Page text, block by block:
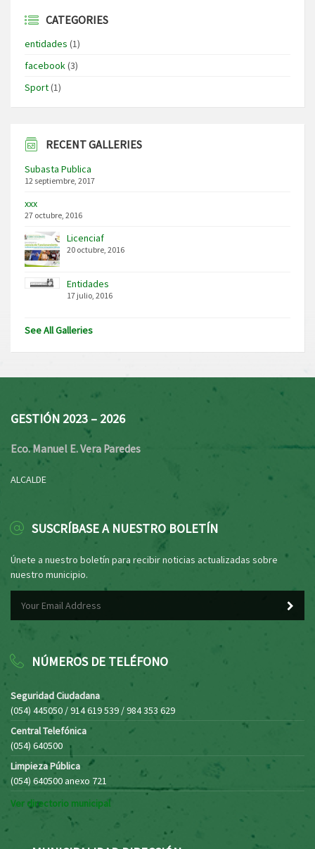
CATEGORIES
entidades (1)
facebook(3)
Sport(1)
RECENT GALLERIES
Subasta Publica
12 septiembre, 2017
xxx
27 octubre, 2016
Licenciaf
20 octubre, 2016
Entidades
17 julio, 2016
See All Galleries
GESTIÓN 2023 – 2026
Eco. Manuel E. Vera Paredes
ALCALDE
SUSCRÍBASE A NUESTRO BOLETÍN
Únete a nuestro boletín para recibir noticias actualizadas sobre
nuestro municipio.
NÚMEROS DE TELÉFONO
Seguridad Ciudadana
(054) 445050 / 914 619 539 / 984 353 629
Central Telefónica
(054) 640500
Limpieza Pública
(054) 640500 anexo 721
Ver directorio municipal